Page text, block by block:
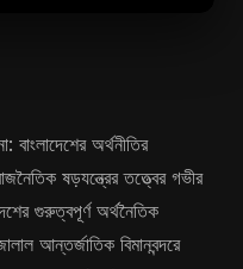
অর্থনীতির
ষড়যন্ত্রের তত্ত্বের গভীর
গুরুত্বপূর্ণ অর্থনৈতিক
আন্তর্জাতিক বিমানবন্দরে